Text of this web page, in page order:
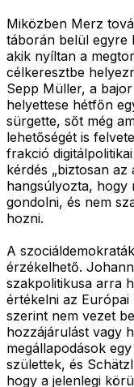
Miközben Merz
táborán belül egyre
akik nyíltan a
célkeresztbe
Sepp Müller, a
helyettese hétfőn
sürgette, sőt még
lehetőségét is
frakció
kérdés „biztosan
hangsúlyozta, hogy
gondolni, és nem
hozni.
A
érzékelhető.
szakpolitikusa arra
értékelni az
szerint nem vezet
hozzájárulást vagy
megállapodások
születtek, és
hogy a jelenlegi